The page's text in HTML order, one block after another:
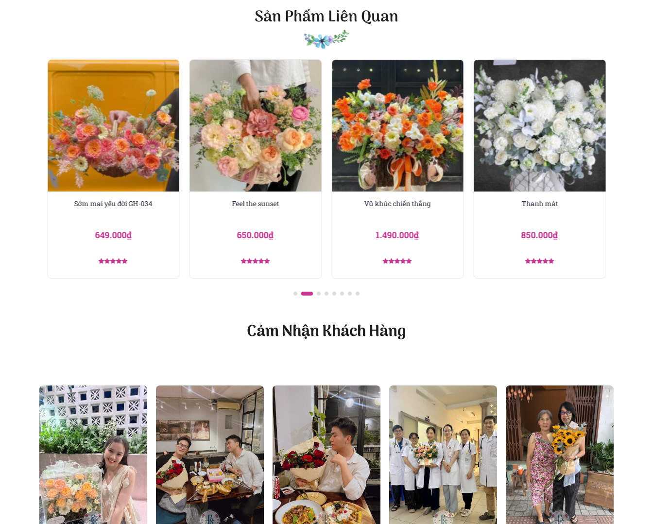
Mùa sen
Lời chúc mừng 20/11 trọn vẹn
Giỏ hoa này là món quà đầy ý nghĩa để bạn thể hiện lòng biết ơn đối với các thầy cô nhân dịp ngày 20 tháng
11. Không chỉ là một món quà đẹp mắt, mà nó còn mang trong mình những thông điệp tình cảm sâu sắc và
trân trọng.
vừa thanh thoát, vừa trang nhã, phù hợp với không khí của ngày lễ đặc biệt này. Đây chính là món quà hoàn
đường học vấn.
phúc cho các thầy cô nhân ngày 20 tháng 11 này!
Sản Phẩm Liên Quan
Sớm mai yêu đời GH-034
649.000₫
Feel the sunset
650.000₫
Vũ khúc chiến thắng
1.490.000₫
Thanh mát
850.000₫
Cảm Nhận Khách Hàng